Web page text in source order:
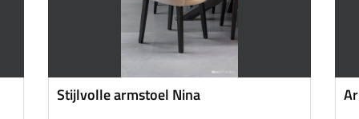
Stijlvolle armstoel Nina